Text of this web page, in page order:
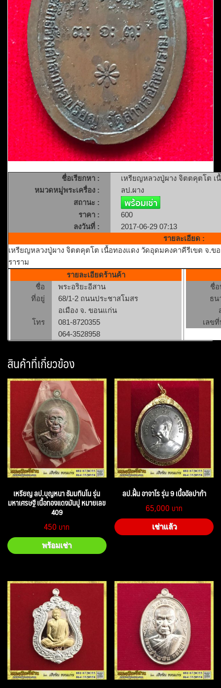
ชื่อเรียกหา :
เหรียญหลวงปู่ผาง จิตตคุตโต
หมวดหมู่พระเครื่อง :
ลป.ผาง
สถานะ :
ราคา :
600
ลงวันที่ :
2017-06-29 07:13
รายละเอียด :
เหรียญหลวงปู่ผาง จิตตคุตโต เนื้อทองแดง วัดอุดมคงคาคีรีเขต จ.ข
ราราม
รายละเอียดร้านค้า
ชื่อ
พระอริยะอีสาน
ที่อยู่
68/1-2 ถนนประชาสโมสร
อเมือง จ. ขอนแก่น
โทร
081-8720355
064-3528958
ชื่
ธน
เลข
สินค้าที่เกี่ยวข้อง
เหรียญ ลป.บุญหนา ธัมมทินโน รุ่น
มหาเศรษฐี เนื้อทองแดงมันปู หมายเลข
409
450
พร้อมเช่า
ลป.ฝั้น อาจาโร รุ่น 9 เนื้ออัลปาก้า
65,000
เช่าแล้ว